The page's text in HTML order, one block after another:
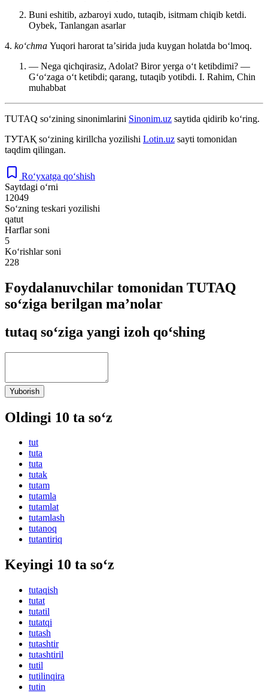
Buni eshitib, azbaroyi xudo, tutaqib, isitmam chiqib ketdi.
Oybek, Tanlangan asarlar
4. koʻchma Yuqori harorat taʼsirida juda kuygan holatda boʻlmoq.
— Nega qichqirasiz, Adolat? Biror yerga oʻt ketibdimi? —
Gʻoʻzaga oʻt ketibdi; qarang, tutaqib yotibdi. I. Rahim, Chin
muhabbat
TUTAQ so‘zining sinonimlarini Sinonim.uz saytida qidirib ko‘ring.
ТУТАҚ so‘zining kirillcha yozilishi Lotin.uz sayti tomonidan
taqdim qilingan.
Ro‘yxatga qo‘shish
Saytdagi o‘rni
12049
So‘zning teskari yozilishi
qatut
Harflar soni
5
Ko‘rishlar soni
228
Foydalanuvchilar tomonidan TUTAQ
so‘ziga berilgan ma’nolar
tutaq so‘ziga yangi izoh qo‘shing
Yuborish
Oldingi 10 ta so‘z
tut
tuta
tuta
tutak
tutam
tutamla
tutamlat
tutamlash
tutanoq
tutantiriq
Keyingi 10 ta so‘z
tutaqish
tutat
tutatil
tutatqi
tutash
tutashtir
tutashtiril
tutil
tutilinqira
tutin